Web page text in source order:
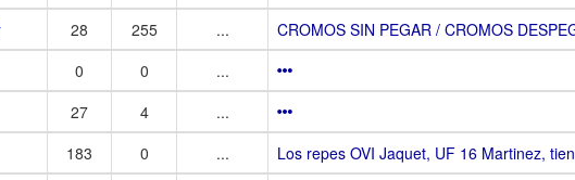
28 255 ...
CROMOS SIN PEGAR / CROMOS
0 0
...
27 4
...
183 0 ... Los repes OVI Jaquet, UF 16 Martinez,